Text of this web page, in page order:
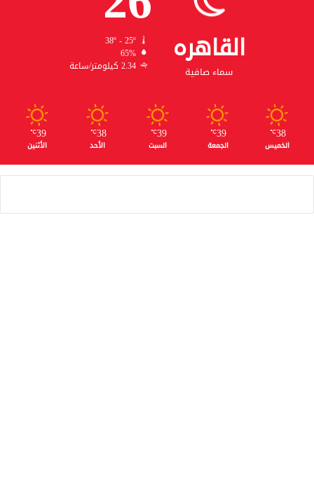
القاهره
سماء صافية
38º - 25º
65%
2.34 كيلومتر/ساعة
38
℃
الخميس
39
℃
الجمعة
39
℃
السبت
38
℃
الأحد
39
℃
الأثنين